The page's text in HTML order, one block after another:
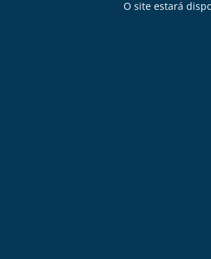
O site estará